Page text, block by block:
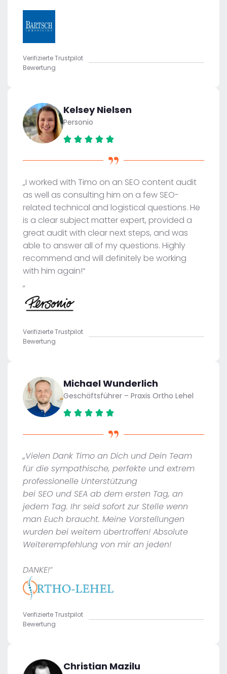
Verifizierte Trustpilot
Bewertung
Kelsey Nielsen
Personio
„I worked with Timo on an SEO content audit
as well as consulting him on a few SEO-
related technical and logistical questions. He
is a clear subject matter expert, provided a
great audit with clear next steps, and was
able to answer all of my questions. Highly
recommend and will definitely be working
with him again!“
„
Verifizierte Trustpilot
Bewertung
Michael Wunderlich
Geschäftsführer – Praxis Ortho Lehel
„Vielen Dank Timo an Dich und Dein Team
für die sympathische, perfekte und extrem
professionelle Unterstützung
bei SEO und SEA ab dem ersten Tag, an
jedem Tag. Ihr seid sofort zur Stelle wenn
man Euch braucht. Meine Vorstellungen
wurden bei weitem übertroffen! Absolute
Weiterempfehlung von mir an jeden!
DANKE!“
Verifizierte Trustpilot
Bewertung
Christian Mazilu